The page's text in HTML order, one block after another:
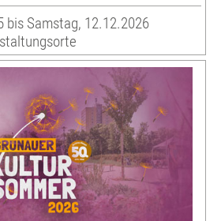
bis Samstag, 12.12.2026